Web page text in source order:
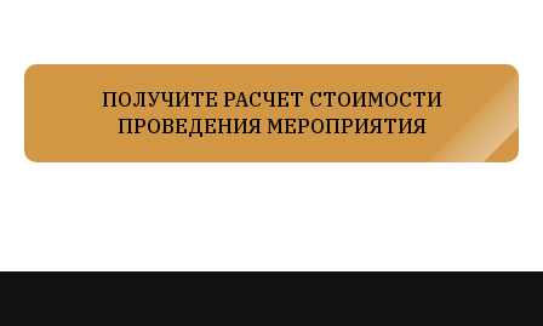
ПОЛУЧИТЕ РАСЧЕТ СТОИМОСТИ
ПРОВЕДЕНИЯ МЕРОПРИЯТИЯ